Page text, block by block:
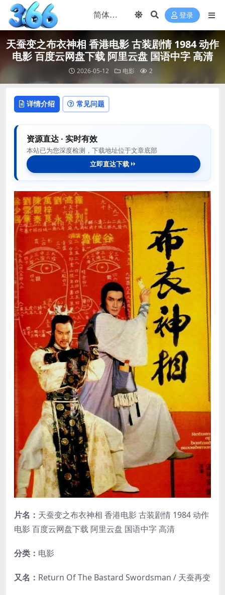
登录
天蚕变之布衣神相 香港电影 古装剧情 1984 动作
电影 百度云网盘下载 阿里云盘 国语中字 高清
2026-05-12 电影 2
详情介绍 常见问题
资源直达 · 实时有效
本站已为您深度检测，下载地址位于文章底部
立即直达下载
片名： 天蚕变之布衣神相 香港电影 古装剧情 1984 动作
电影 百度云网盘下载 阿里云盘 国语中字 高清
分类： 电影
又名： Return Of The Bastard Swordsman / 天蚕再变